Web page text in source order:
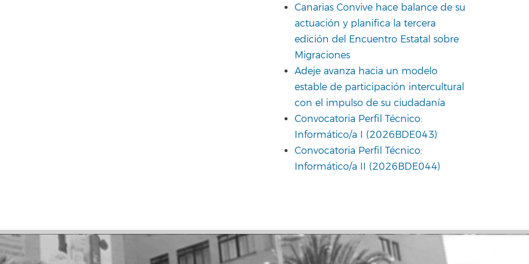
Canarias Convive hace balance de su
actuación y planifica la tercera
edición del Encuentro Estatal sobre
Migraciones
Adeje avanza hacia un modelo
estable de participación intercultural
con el impulso de su ciudadanía
Convocatoria Perfil Técnico:
Informático/a I (2026BDE043)
Convocatoria Perfil Técnico:
Informático/a II (2026BDE044)